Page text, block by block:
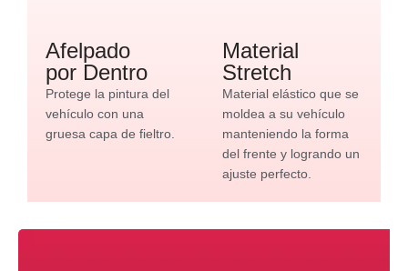
Afelpado
por Dentro
Protege la pintura del
vehículo con una
gruesa capa de fieltro.
Material
Stretch
Material elástico que se
moldea a su vehículo
manteniendo la forma
del frente y logrando un
ajuste perfecto.